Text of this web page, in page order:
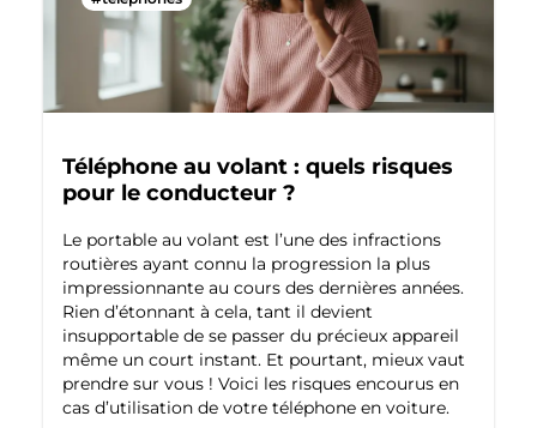
Téléphone au volant : quels risques
pour le conducteur ?
Le portable au volant est l’une des infractions
routières ayant connu la progression la plus
impressionnante au cours des dernières années.
Rien d’étonnant à cela, tant il devient
insupportable de se passer du précieux appareil
même un court instant. Et pourtant, mieux vaut
prendre sur vous ! Voici les risques encourus en
cas d’utilisation de votre téléphone en voiture.